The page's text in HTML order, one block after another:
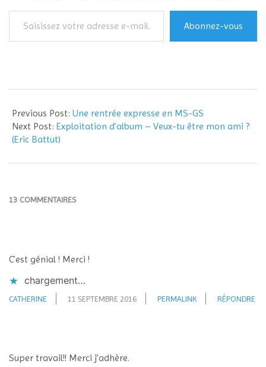
votre
adresse
Abonnez-vous
09-
11
Previous Post: Une rentrée expresse en MS-GS
Next Post: Exploitation d’album – Veux-tu être mon ami ?
(Eric Battut)
13 COMMENTAIRES
C’est génial ! Merci !
chargement…
CATHERINE 11 SEPTEMBRE 2016 PERMALINK RÉPONDRE
Super travail!! Merci j’adhère.